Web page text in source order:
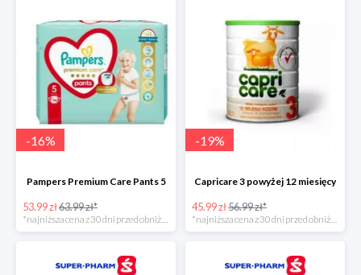
-16%
Pampers Premium Care Pants 5
53.99 zł63.99 zł*
*najniższa cena z 30 dni przed obniżką
-19%
Capricare 3 powyżej 12 miesięcy
45.99 zł56.99 zł*
*najniższa cena z 30 dni przed obniżką